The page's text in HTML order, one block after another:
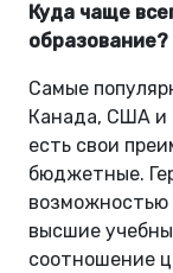
Куда чаще
образование?
Самые
Канада, США и
есть свои
бюджетные.
возможностью
высшие
соотношение